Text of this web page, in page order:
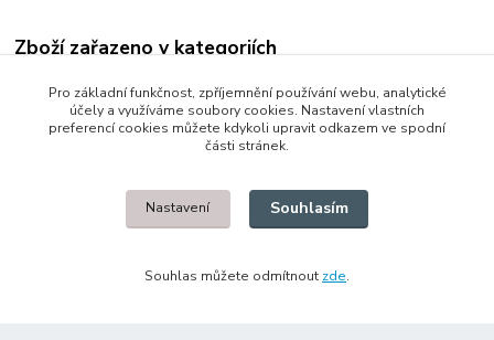
Zboží zařazeno v kategoriích
Plastové díly pro notebooky
Použité
© 2014 - 2025 Díly pro notebooky
Pro základní funkčnost, zpříjemnění používání webu, analytické
účely a využíváme soubory cookies. Nastavení vlastních
preferencí cookies můžete kdykoli upravit odkazem ve spodní
části stránek.
Nastavení Souhlasím
Souhlas můžete odmítnout zde.